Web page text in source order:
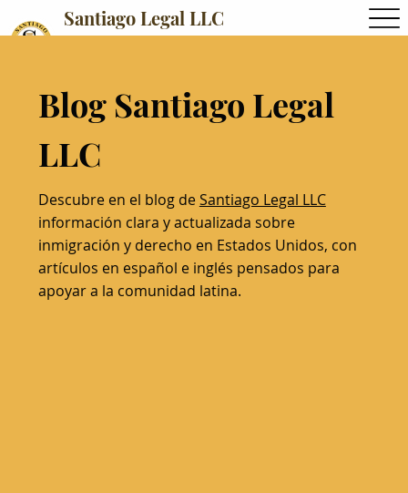
Santiago Legal LLC
Blog Santiago Legal
LLC
Descubre en el blog deSantiago Legal LLC
información clara y actualizada sobre
inmigración y derecho en Estados Unidos, con
artículos en español e inglés pensados para
apoyar a la comunidad latina.